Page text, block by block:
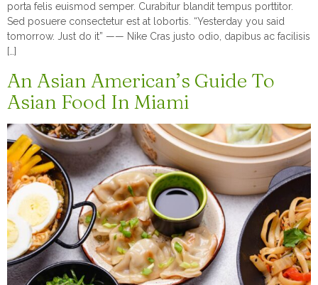
porta felis euismod semper. Curabitur blandit tempus porttitor.
Sed posuere consectetur est at lobortis. “Yesterday you said
tomorrow. Just do it” —— Nike Cras justo odio, dapibus ac facilisis
[…]
An Asian American’s Guide To
Asian Food In Miami